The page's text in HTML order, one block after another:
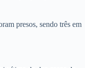
presos, sendo três em